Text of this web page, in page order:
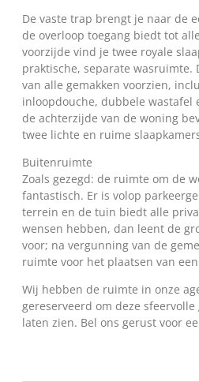
De vaste trap brengt je naar de
de overloop toegang biedt tot
voorzijde vind je twee royale
praktische, separate wasruimte.
van alle gemakken voorzien,
inloopdouche, dubbele wastafel
de achterzijde van de woning
twee lichte en ruime
Buitenruimte
Zoals gezegd: de ruimte om de
fantastisch. Er is volop
terrein en de tuin biedt alle
wensen hebben, dan leent de
voor; na vergunning van de
ruimte voor het plaatsen van
Wij hebben de ruimte in onze
gereserveerd om deze
laten zien. Bel ons gerust voor